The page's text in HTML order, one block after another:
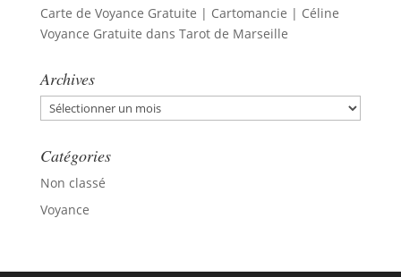
Carte de Voyance Gratuite | Cartomancie | Céline
Voyance Gratuite dans Tarot de Marseille
Archives
Archives
Catégories
Non classé
Voyance